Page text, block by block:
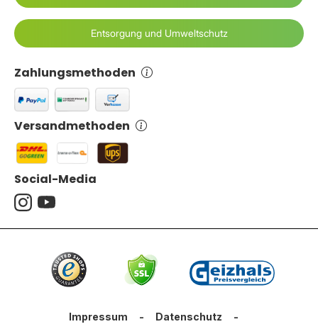
Zahlungsmethoden
Versandmethoden
Entsorgung und Umweltschutz
Social-Media
Impressum - Datenschutz -